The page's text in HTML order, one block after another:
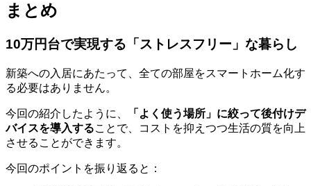
まとめ
10万円台で実現する「ストレスフリー」な暮らし
新築への入居にあたって、全ての部屋をスマートホーム化す
る必要はありません。
今回の紹介したように、
「よく使う場所」に絞って後付けデ
バイスを導入することで、コストを抑えつつ生活の質を向上
させることができます。
今回のポイントを振り返ると：